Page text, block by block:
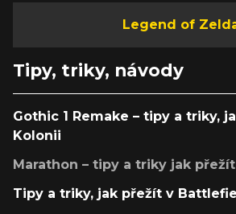
Legend of
Tipy, triky, návody
Gothic 1 Remake – tipy a triky,
Kolonii
Marathon – tipy a triky jak
Tipy a triky, jak přežít v